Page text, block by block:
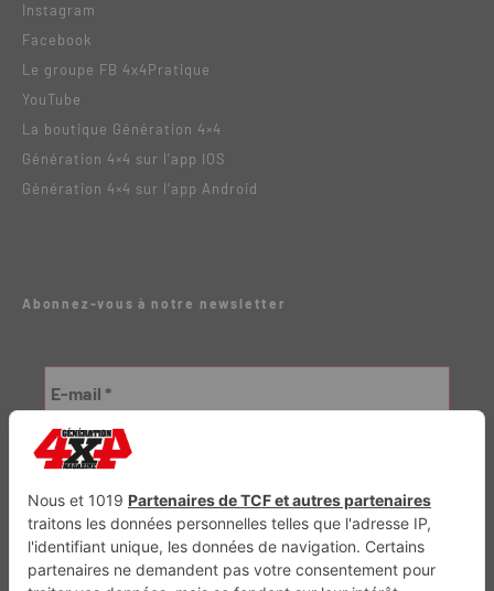
Instagram
Facebook
Le groupe FB 4x4Pratique
YouTube
La boutique Génération 4×4
Génération 4×4 sur l’app IOS
Génération 4×4 sur l’app Android
Abonnez-vous à notre newsletter